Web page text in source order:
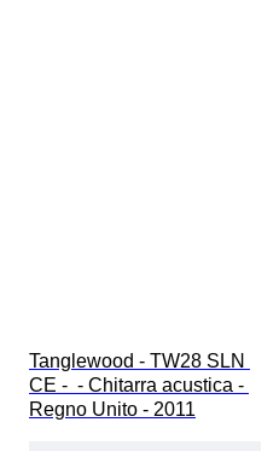
Tanglewood - TW28 SLN
CE -  - Chitarra acustica -
Regno Unito - 2011